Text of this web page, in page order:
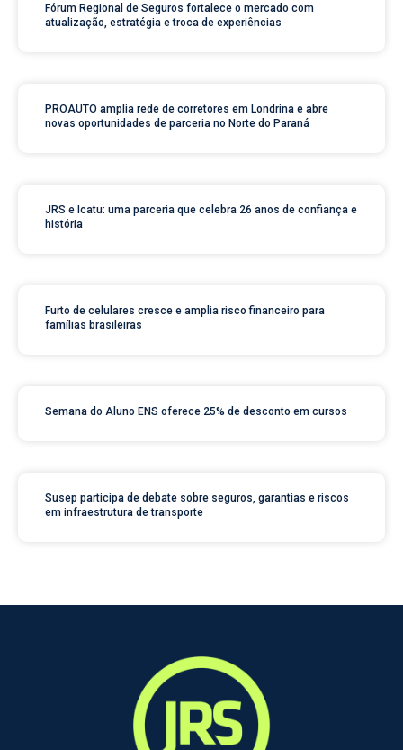
Fórum Regional de Seguros fortalece o mercado com
atualização, estratégia e troca de experiências
PROAUTO amplia rede de corretores em Londrina e abre
novas oportunidades de parceria no Norte do Paraná
JRS e Icatu: uma parceria que celebra 26 anos de confiança e
história
Furto de celulares cresce e amplia risco financeiro para
famílias brasileiras
Semana do Aluno ENS oferece 25% de desconto em cursos
Susep participa de debate sobre seguros, garantias e riscos
em infraestrutura de transporte